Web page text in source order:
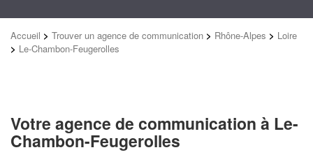
Accueil > Trouver un agence de communication > Rhône-Alpes > Loire
> Le-Chambon-Feugerolles
Votre agence de communication à Le-
Chambon-Feugerolles